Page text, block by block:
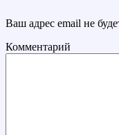
Ваш адрес email не
Комментарий